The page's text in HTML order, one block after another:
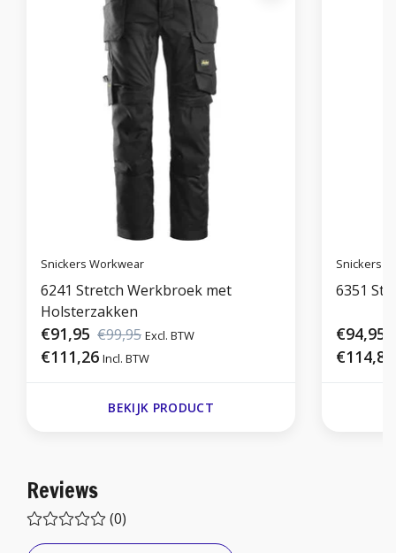
Snickers Workwear
6241 Stretch Werkbroek met
Holsterzakken
€91,95 €99,95 Excl. BTW
€111,26 Incl. BTW
BEKIJK PRODUCT
Snickers
6351
€94,95
€114,89
Reviews
(0)